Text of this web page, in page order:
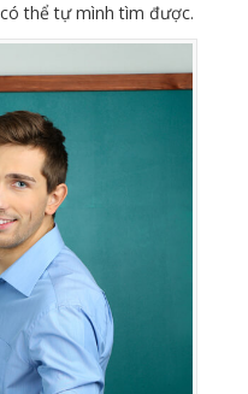
thể tự mình tìm được.